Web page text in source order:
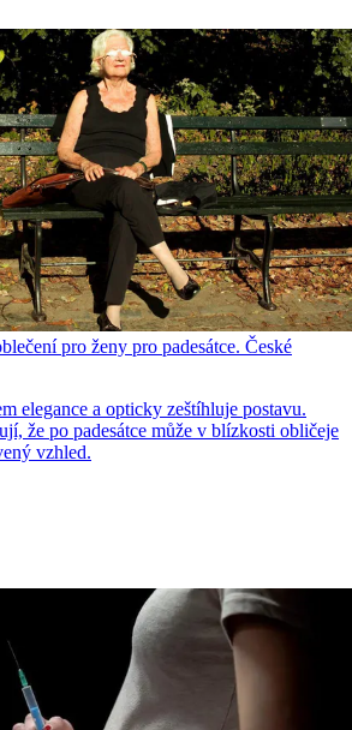
pro ženy pro padesátce. České
elegance a opticky zeštíhluje postavu.
že po padesátce může v blízkosti obličeje
vzhled.